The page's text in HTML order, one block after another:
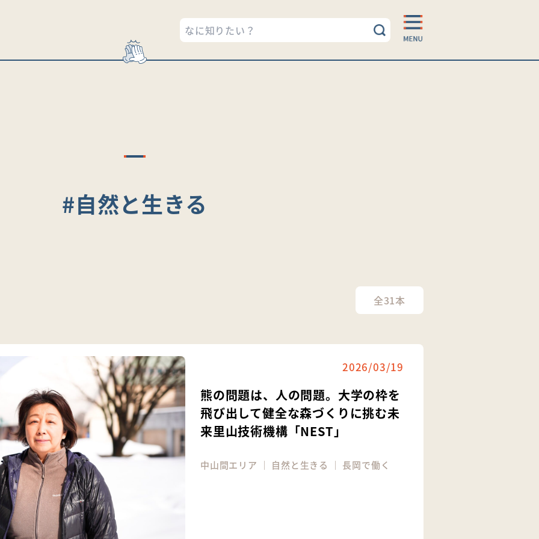
#自然と生きる
全31本
2026/03/19
熊の問題は、人の問題。大学の枠を
飛び出して健全な森づくりに挑む未
来里山技術機構「NEST」
中山間エリア ｜ 自然と生きる ｜ 長岡で働く